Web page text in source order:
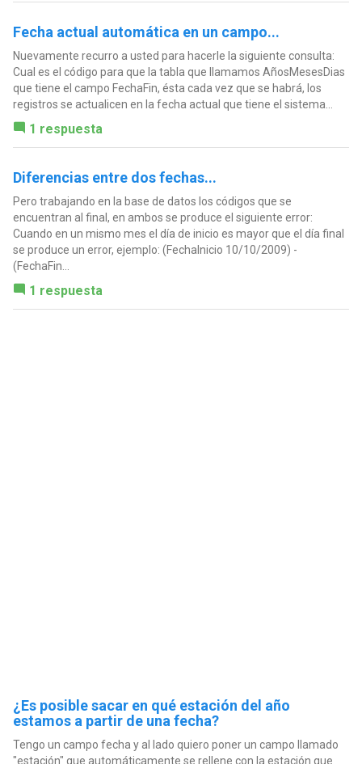
Fecha actual automática en un campo...
Nuevamente recurro a usted para hacerle la siguiente consulta:
Cual es el código para que la tabla que llamamos AñosMesesDias
que tiene el campo FechaFin, ésta cada vez que se habrá, los
registros se actualicen en la fecha actual que tiene el sistema...
1 respuesta
Diferencias entre dos fechas...
Pero trabajando en la base de datos los códigos que se
encuentran al final, en ambos se produce el siguiente error:
Cuando en un mismo mes el día de inicio es mayor que el día final
se produce un error, ejemplo: (FechaInicio 10/10/2009) -
(FechaFin...
1 respuesta
¿Es posible sacar en qué estación del año
estamos a partir de una fecha?
Tengo un campo fecha y al lado quiero poner un campo llamado
"estación" que automáticamente se rellene con la estación que